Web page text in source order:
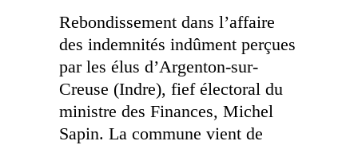
Rebondissement dans l’affaire
des indemnités indûment perçues
par les élus d’Argenton-sur-
Creuse (Indre), fief électoral du
ministre des Finances, Michel
Sapin. La commune vient de